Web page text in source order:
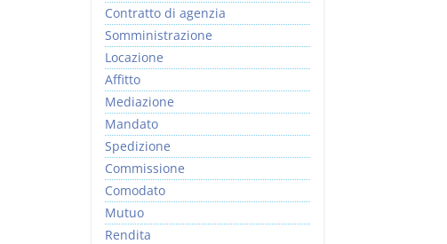
Contratto di agenzia
Somministrazione
Locazione
Affitto
Mediazione
Mandato
Spedizione
Commissione
Comodato
Mutuo
Rendita